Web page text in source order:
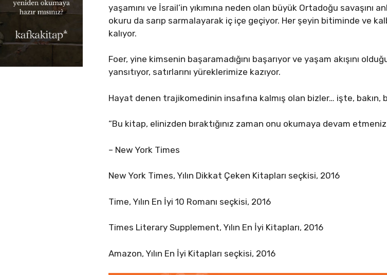
yaşamını ve İsrail’in yıkımına neden olan büyük Ortadoğu savaşını
okuru da sarıp sarmalayarak iç içe geçiyor. Her şeyin bitiminde ve
kalıyor.
Foer, yine kimsenin başaramadığını başarıyor ve yaşam akışını
yansıtıyor, satırlarını yüreklerimize kazıyor.
Hayat denen trajikomedinin insafına kalmış olan bizler… işte, bakın,
“Bu kitap, elinizden bıraktığınız zaman onu okumaya devam
– New York Times
New York Times, Yılın Dikkat Çeken Kitapları seçkisi, 2016
Time, Yılın En İyi 10 Romanı seçkisi, 2016
Times Literary Supplement, Yılın En İyi Kitapları, 2016
Amazon, Yılın En İyi Kitapları seçkisi, 2016